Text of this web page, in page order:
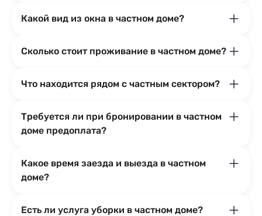
Какой вид из окна в частном доме?
Сколько стоит проживание в частном доме?
Что находится рядом с частным сектором?
Требуется ли при бронировании в частном
доме предоплата?
Какое время заезда и выезда в частном
доме?
Есть ли услуга уборки в частном доме?